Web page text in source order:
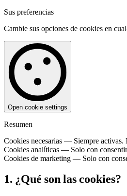
Sus preferencias
Cambie sus opciones de cookies en
Open cookie settings
Resumen
Cookies necesarias — Siempre activas.
Cookies analíticas — Solo con
Cookies de marketing — Solo con
1. ¿Qué son las cookies?